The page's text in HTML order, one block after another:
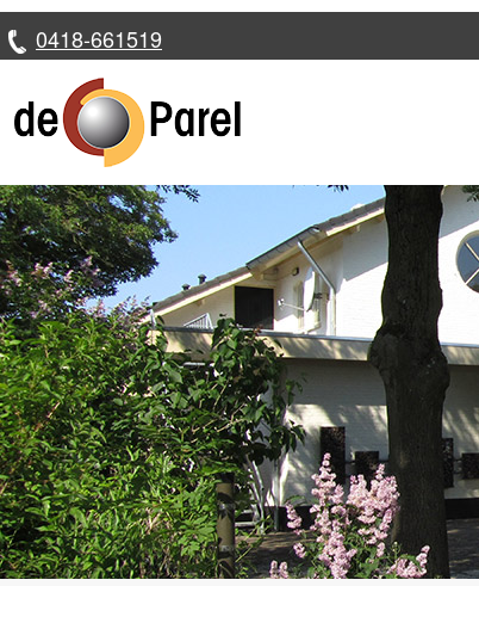
0418-661519